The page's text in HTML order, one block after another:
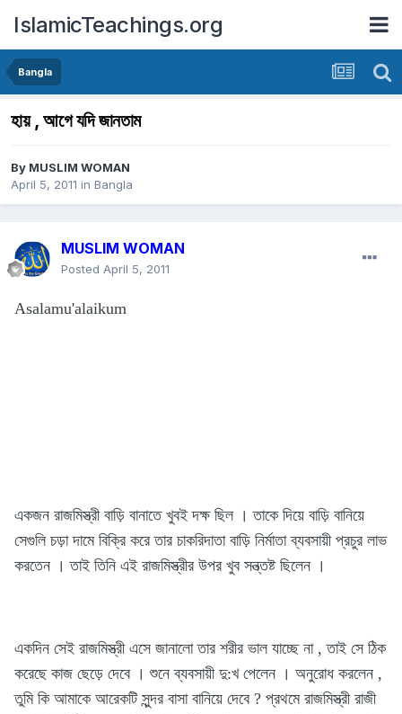
IslamicTeachings.org
Bangla
হায় , আগে যদি জানতাম
By MUSLIM WOMAN
April 5, 2011 in Bangla
MUSLIM WOMAN
Posted April 5, 2011
Asalamu'alaikum
একজন রাজমিস্ত্রী বাড়ি বানাতে খুবই দক্ষ ছিল । তাকে দিয়ে বাড়ি বানিয়ে
সেগুলি চড়া দামে বিক্রি করে তার চাকরিদাতা বাড়ি নির্মাতা ব্যবসায়ী প্রচুর লাভ
করতেন । তাই তিনি এই রাজমিস্ত্রীর উপর খুব সন্ত্তষ্ট ছিলেন ।
একদিন সেই রাজমিস্ত্রী এসে জানালো তার শরীর ভাল যাচ্ছে না , তাই সে ঠিক
করেছে কাজ ছেড়ে দেবে । শুনে ব্যবসায়ী দু:খ পেলেন । অনুরোধ করলেন ,
তুমি কি আমাকে আরেকটি সুন্দর বাসা বানিয়ে দেবে ? প্রথমে রাজমিস্ত্রী রাজী